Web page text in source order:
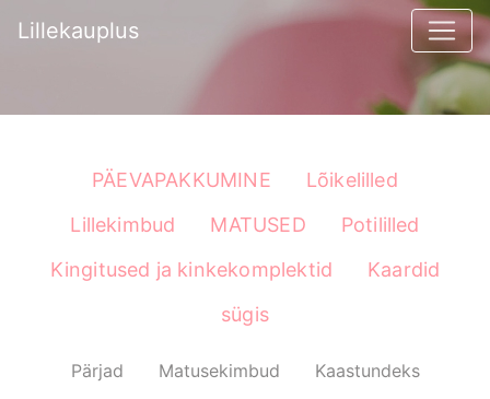
Lillekauplus
PÄEVAPAKKUMINE
Lõikelilled
Lillekimbud
MATUSED
Potililled
Kingitused ja kinkekomplektid
Kaardid
sügis
Pärjad Matusekimbud Kaastundeks